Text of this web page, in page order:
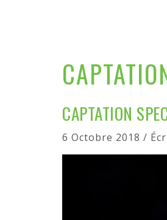
CAPTATION
6 Octobre 2018 /